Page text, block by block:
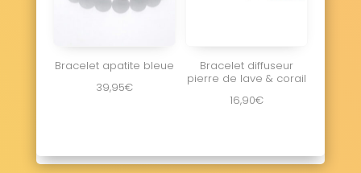
Bracelet apatite bleue
39,95€
Bracelet diffuseur
pierre de lave & corail
16,90€